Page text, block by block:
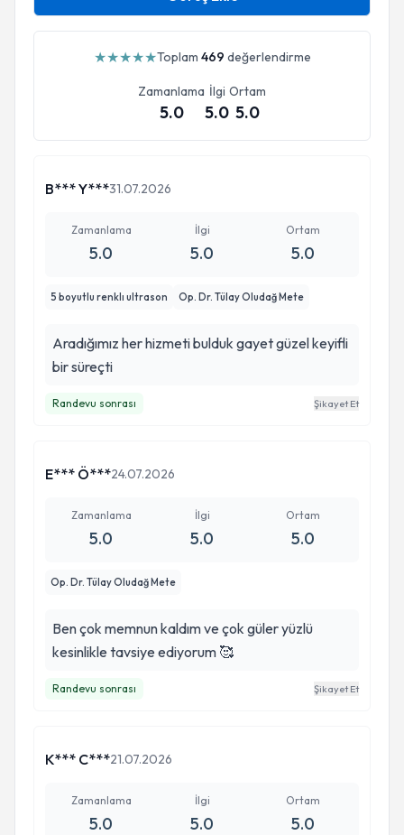
★★★★★Toplam 469 değerlendirme
Zamanlama
5.0
İlgi
5.0
Ortam
5.0
B*** Y***31.07.2026
Zamanlama
5.0
İlgi
5.0
Ortam
5.0
5 boyutlu renklı ultrason Op. Dr. Tülay Oludağ Mete
Aradığımız her hizmeti bulduk gayet güzel keyifli
bir süreçti
Randevu sonrası Şikayet Et
E*** Ö***24.07.2026
Zamanlama
5.0
İlgi
5.0
Ortam
5.0
Op. Dr. Tülay Oludağ Mete
Ben çok memnun kaldım ve çok güler yüzlü
kesinlikle tavsiye ediyorum 🥰
Randevu sonrası Şikayet Et
K*** C***21.07.2026
Zamanlama
5.0
İlgi
5.0
Ortam
5.0